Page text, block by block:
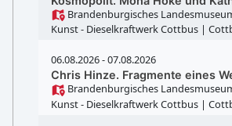
Brandenburgisches
Kunst - Dieselkraftwerk Cottbus |
06.08.2026 - 07.08.2026
Chris Hinze. Fragmente eines
Brandenburgisches
Kunst - Dieselkraftwerk Cottbus |